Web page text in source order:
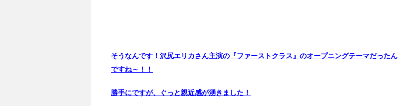
そうなんです！沢尻エリカさん主演の『ファーストクラス』のオープニングテーマだったん
ですね～！！
勝手にですが、ぐっと親近感が湧きました！